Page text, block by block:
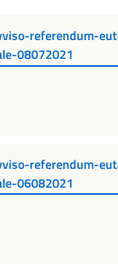
referendum-
08072021
referendum-
06082021